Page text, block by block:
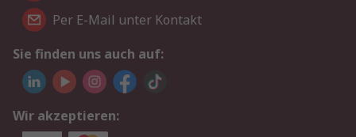
Per E-Mail unter Kontakt
Sie finden uns auch auf:
Wir akzeptieren: